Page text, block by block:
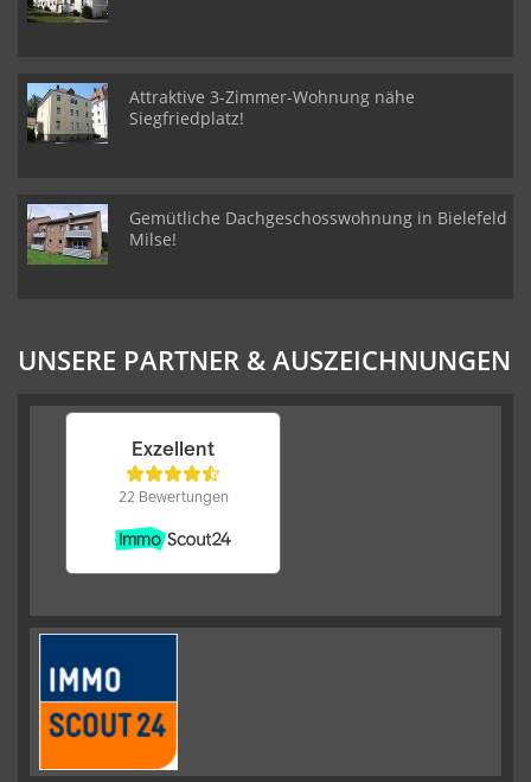
Attraktive 3-Zimmer-Wohnung nähe
Siegfriedplatz!
Gemütliche Dachgeschosswohnung in Bielefeld
Milse!
UNSERE PARTNER & AUSZEICHNUNGEN